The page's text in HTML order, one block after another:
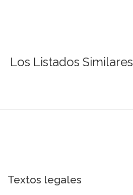
Los Listados Similares
Textos legales